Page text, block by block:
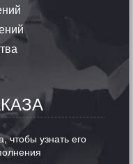
чтобы узнать его